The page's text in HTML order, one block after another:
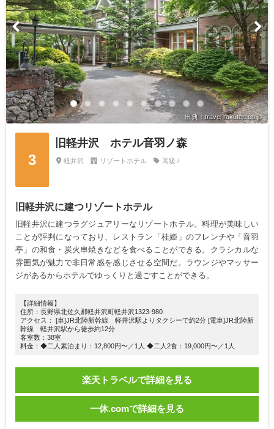
出典：travel.rakuten.co.jp
3
旧軽井沢 ホテル音羽ノ森
軽井沢 リゾートホテル 高級 /
旧軽井沢に建つリゾートホテル
旧軽井沢に建つラグジュアリーなリゾートホテル。料理が美味しい
ことが評判になっており、レストラン「桂姫」のフレンチや「音羽
亭」の和食・炭火串焼きなどを食べることができる。クラシカルな
雰囲気が魅力で非日常感を感じさせる空間だ。ラウンジやマッサー
ジがあるからホテルでゆっくりと過ごすことができる。
【詳細情報】
住所：長野県北佐久郡軽井沢町軽井沢1323-980
アクセス： [車]JR北陸新幹線 軽井沢駅よりタクシーで約2分 [電車]JR北陸新
幹線 軽井沢駅から徒歩約12分
客室数：38室
料金：◆二人素泊まり：12,800円〜／1人 ◆二人2食：19,000円〜／1人
楽天トラベルで詳細を見る
一休.comで詳細を見る